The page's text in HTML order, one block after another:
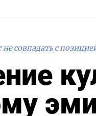
совпадать с